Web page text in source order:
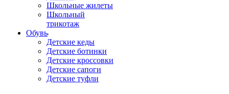
Школьные жилеты
Школьный
трикотаж
Обувь
Детские кеды
Детские ботинки
Детские кроссовки
Детские сапоги
Детские туфли